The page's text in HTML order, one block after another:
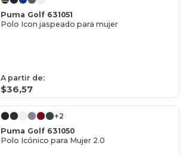
Puma Golf 631051
Polo Icon jaspeado para mujer
A partir de:
$36,57
+2
Puma Golf 631050
Polo Icónico para Mujer 2.0